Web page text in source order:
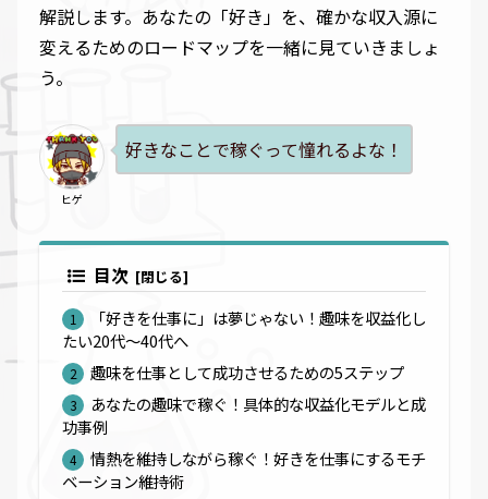
解説します。あなたの「好き」を、確かな収入源に
変えるためのロードマップを一緒に見ていきましょ
う。
ヒゲ
好きなことで稼ぐって憧れるよな！
目次
「好きを仕事に」は夢じゃない！趣味を収益化し
たい20代〜40代へ
趣味を仕事として成功させるための5ステップ
あなたの趣味で稼ぐ！具体的な収益化モデルと成
功事例
情熱を維持しながら稼ぐ！好きを仕事にするモチ
ベーション維持術